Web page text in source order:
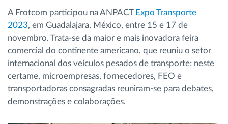
Ver todas as funcionalidades
Como resolvemos cada necessidade da
atividade da frota
A Frotcom participou na ANPACT Expo Transporte
2023, em Guadalajara, México, entre 15 e 17 de
novembro. Trata-se da maior e mais inovadora feira
comercial do continente americano, que reuniu o setor
internacional dos veículos pesados de transporte; neste
certame, microempresas, fornecedores, FEO e
transportadoras consagradas reuniram-se para debates,
demonstrações e colaborações.